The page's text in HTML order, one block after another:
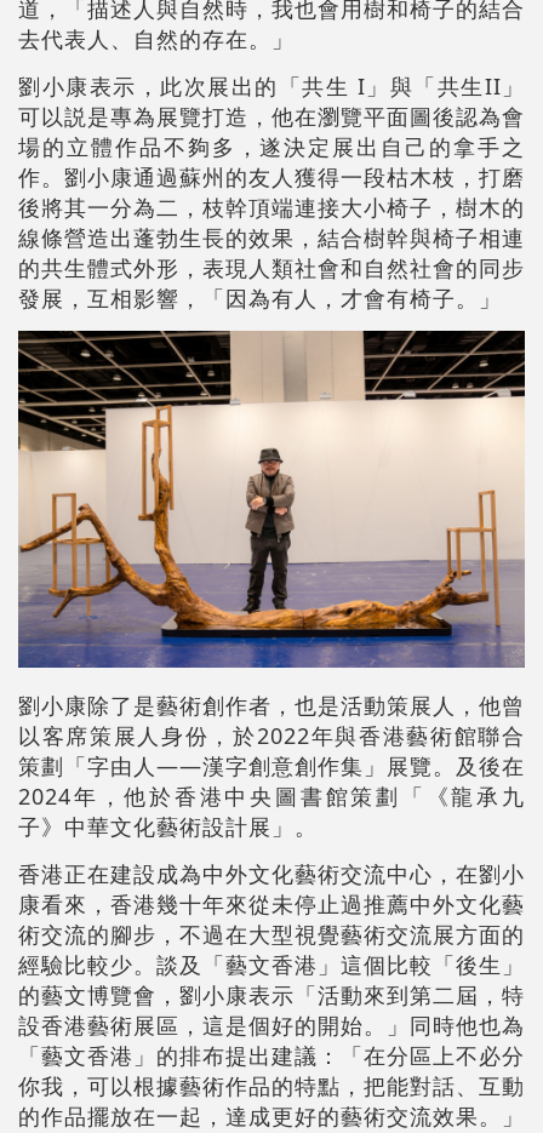
道，「描述人與自然時，我也會用樹和椅子的結合
去代表人、自然的存在。」
劉小康表示，此次展出的「共生 I」與「共生II」
可以説是專為展覽打造，他在瀏覽平面圖後認為會
場的立體作品不夠多，遂決定展出自己的拿手之
作。劉小康通過蘇州的友人獲得一段枯木枝，打磨
後將其一分為二，枝幹頂端連接大小椅子，樹木的
線條營造出蓬勃生長的效果，結合樹幹與椅子相連
的共生體式外形，表現人類社會和自然社會的同步
發展，互相影響，「因為有人，才會有椅子。」
劉小康除了是藝術創作者，也是活動策展人，他曾
以客席策展人身份，於2022年與香港藝術館聯合
策劃「字由人——漢字創意創作集」展覽。及後在
2024年，他於香港中央圖書館策劃「《龍承九
子》中華文化藝術設計展」。
香港正在建設成為中外文化藝術交流中心，在劉小
康看來，香港幾十年來從未停止過推薦中外文化藝
術交流的腳步，不過在大型視覺藝術交流展方面的
經驗比較少。談及「藝文香港」這個比較「後生」
的藝文博覽會，劉小康表示「活動來到第二屆，特
設香港藝術展區，這是個好的開始。」同時他也為
「藝文香港」的排布提出建議：「在分區上不必分
你我，可以根據藝術作品的特點，把能對話、互動
的作品擺放在一起，達成更好的藝術交流效果。」